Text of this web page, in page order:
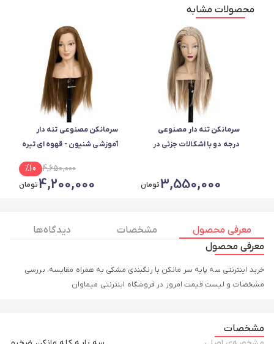
محصولات مشابه
سرمانکن تنه دار مصنوعی
درجه دو با اشکالات جزئی در
3,550,000تومان
سرمانکن مصنوعی تنه دار
آموزشی شنیون - قهوه ای تیره
4,650,000
%10
4,200,000تومان
معرفی محصول مشخصات
دیدگاه ها
معرفی محصول
خرید اینترنتی سه پایه سر مانکن با رنگبندی مشکی به همراه مقایسه، بررسی
مشخصات و لیست قیمت امروز در فروشگاه اینترنتی میماوان
مشخصات